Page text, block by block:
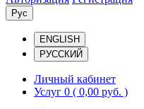
Рус
ENGLISH
РУССКИЙ
Личный кабинет
Услуг 0 ( 0,00 руб. )